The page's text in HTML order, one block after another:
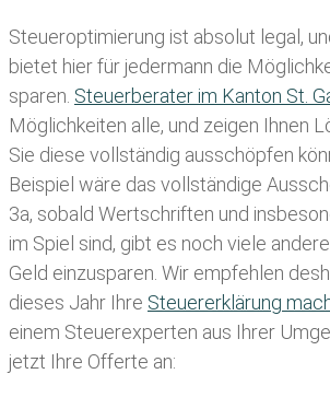
Steueroptimierung ist absolut legal,
bietet hier für jedermann die
sparen. Steuerberater im K anton St.
Möglichkeiten alle, und zeigen Ihnen
Sie diese vollständig ausschöpfen
Beispiel wäre das vollständige
3a, sobald Wertschriften und
im Spiel sind, gibt es noch viele
Geld einzusparen. Wir empfehlen
dieses Jahr Ihre Steuererklärung
einem Steuerexperten aus Ihrer
jetzt Ihre Offerte an: